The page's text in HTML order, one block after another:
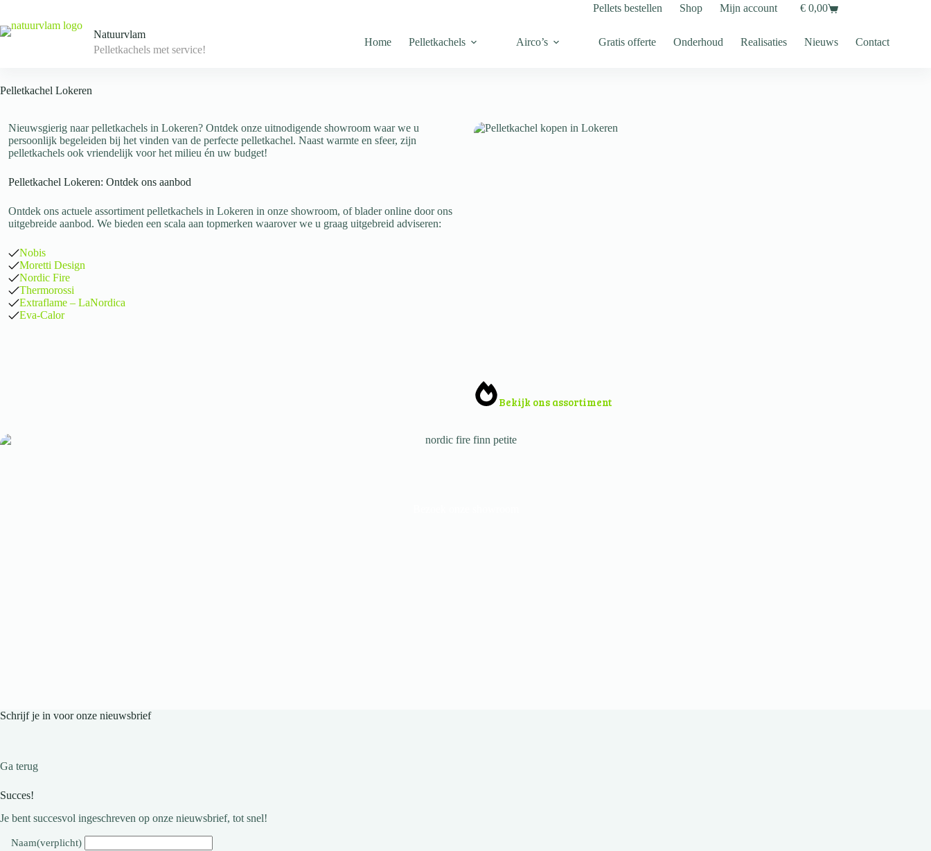
content
Pellets bestellen Shop Mijn account
Shopping
€0,00
Natuurvlam
Pelletkachels met service!
Home Pelletkachels Airco’s Gratis offerte Onderhoud Realisaties Nieuws Contact
Pelletkachel Lokeren
Nieuwsgierig naar pelletkachels in Lokeren? Ontdek onze uitnodigende showroom waar we u
persoonlijk begeleiden bij het vinden van de perfecte pelletkachel. Naast warmte en sfeer, zijn
pelletkachels ook vriendelijk voor het milieu én uw budget!
Pelletkachel Lokeren: Ontdek ons aanbod
Ontdek ons actuele assortiment pelletkachels in Lokeren in onze showroom, of blader online door ons
uitgebreide aanbod. We bieden een scala aan topmerken waarover we u graag uitgebreid adviseren:
Nobis
Moretti Design
Nordic Fire
Thermorossi
Extraflame – LaNordica
Eva-Calor
Bekijk ons assortiment
Schrijf je in voor onze nieuwsbrief
Ga terug
Succes!
Je bent succesvol ingeschreven op onze nieuwsbrief, tot snel!
Naam(verplicht)